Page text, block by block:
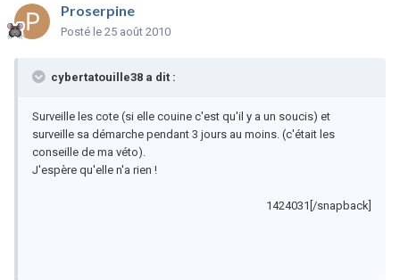
Proserpine
Posté le 25 août 2010
cybertatouille38 a dit :
Surveille les cote (si elle couine c'est qu'il y a un soucis) et
surveille sa démarche pendant 3 jours au moins. (c'était les
conseille de ma véto).
J'espère qu'elle n'a rien !
1424031[/snapback]